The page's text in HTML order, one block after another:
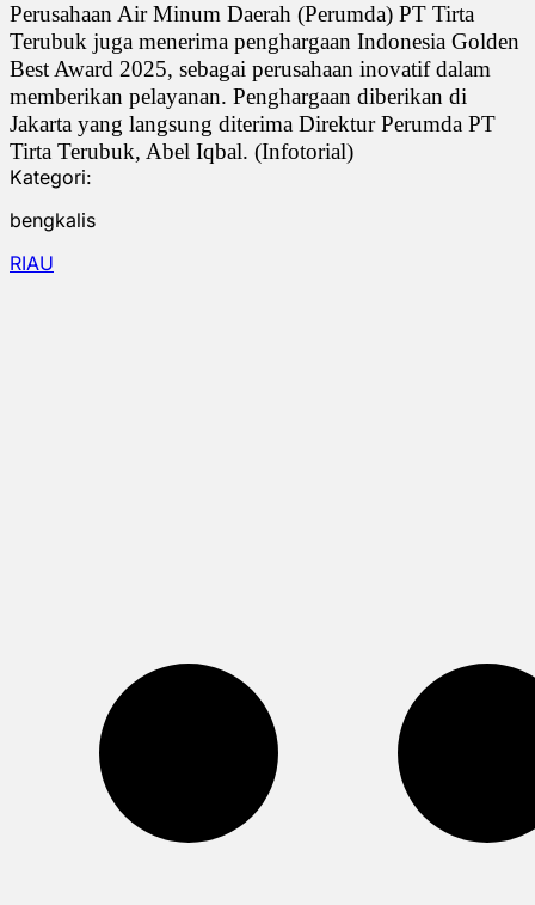
Perusahaan Air Minum Daerah (Perumda) PT Tirta
Terubuk juga menerima penghargaan Indonesia Golden
Best Award 2025, sebagai perusahaan inovatif dalam
memberikan pelayanan. Penghargaan diberikan di
Jakarta yang langsung diterima Direktur Perumda PT
Tirta Terubuk, Abel Iqbal. (Infotorial)
Kategori:
bengkalis
RIAU